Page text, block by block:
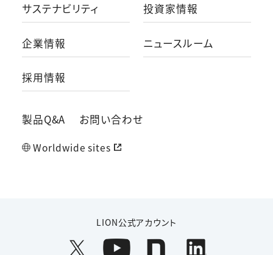
サステナビリティ 投資家情報
企業情報 ニュースルーム
採用情報
製品Q&A お問い合わせ
Worldwide sites
LION公式アカウント